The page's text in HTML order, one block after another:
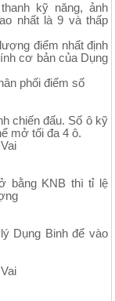
kỹ năng, ảnh
nhất là 9 và thấp
điểm nhất định
cơ bản của Dụng
phối điểm số
chiến đấu. Số ô kỹ
mở tối đa 4 ô.
bằng KNB thì tỉ lệ
Dụng Binh để vào